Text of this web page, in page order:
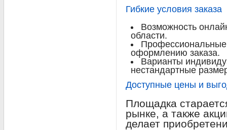
Гибкие условия заказа
Возможность
области.
Профессиональные
оформлению заказа.
Варианты
нестандартные
Доступные цены и
Площадка
рынке, а также
делает